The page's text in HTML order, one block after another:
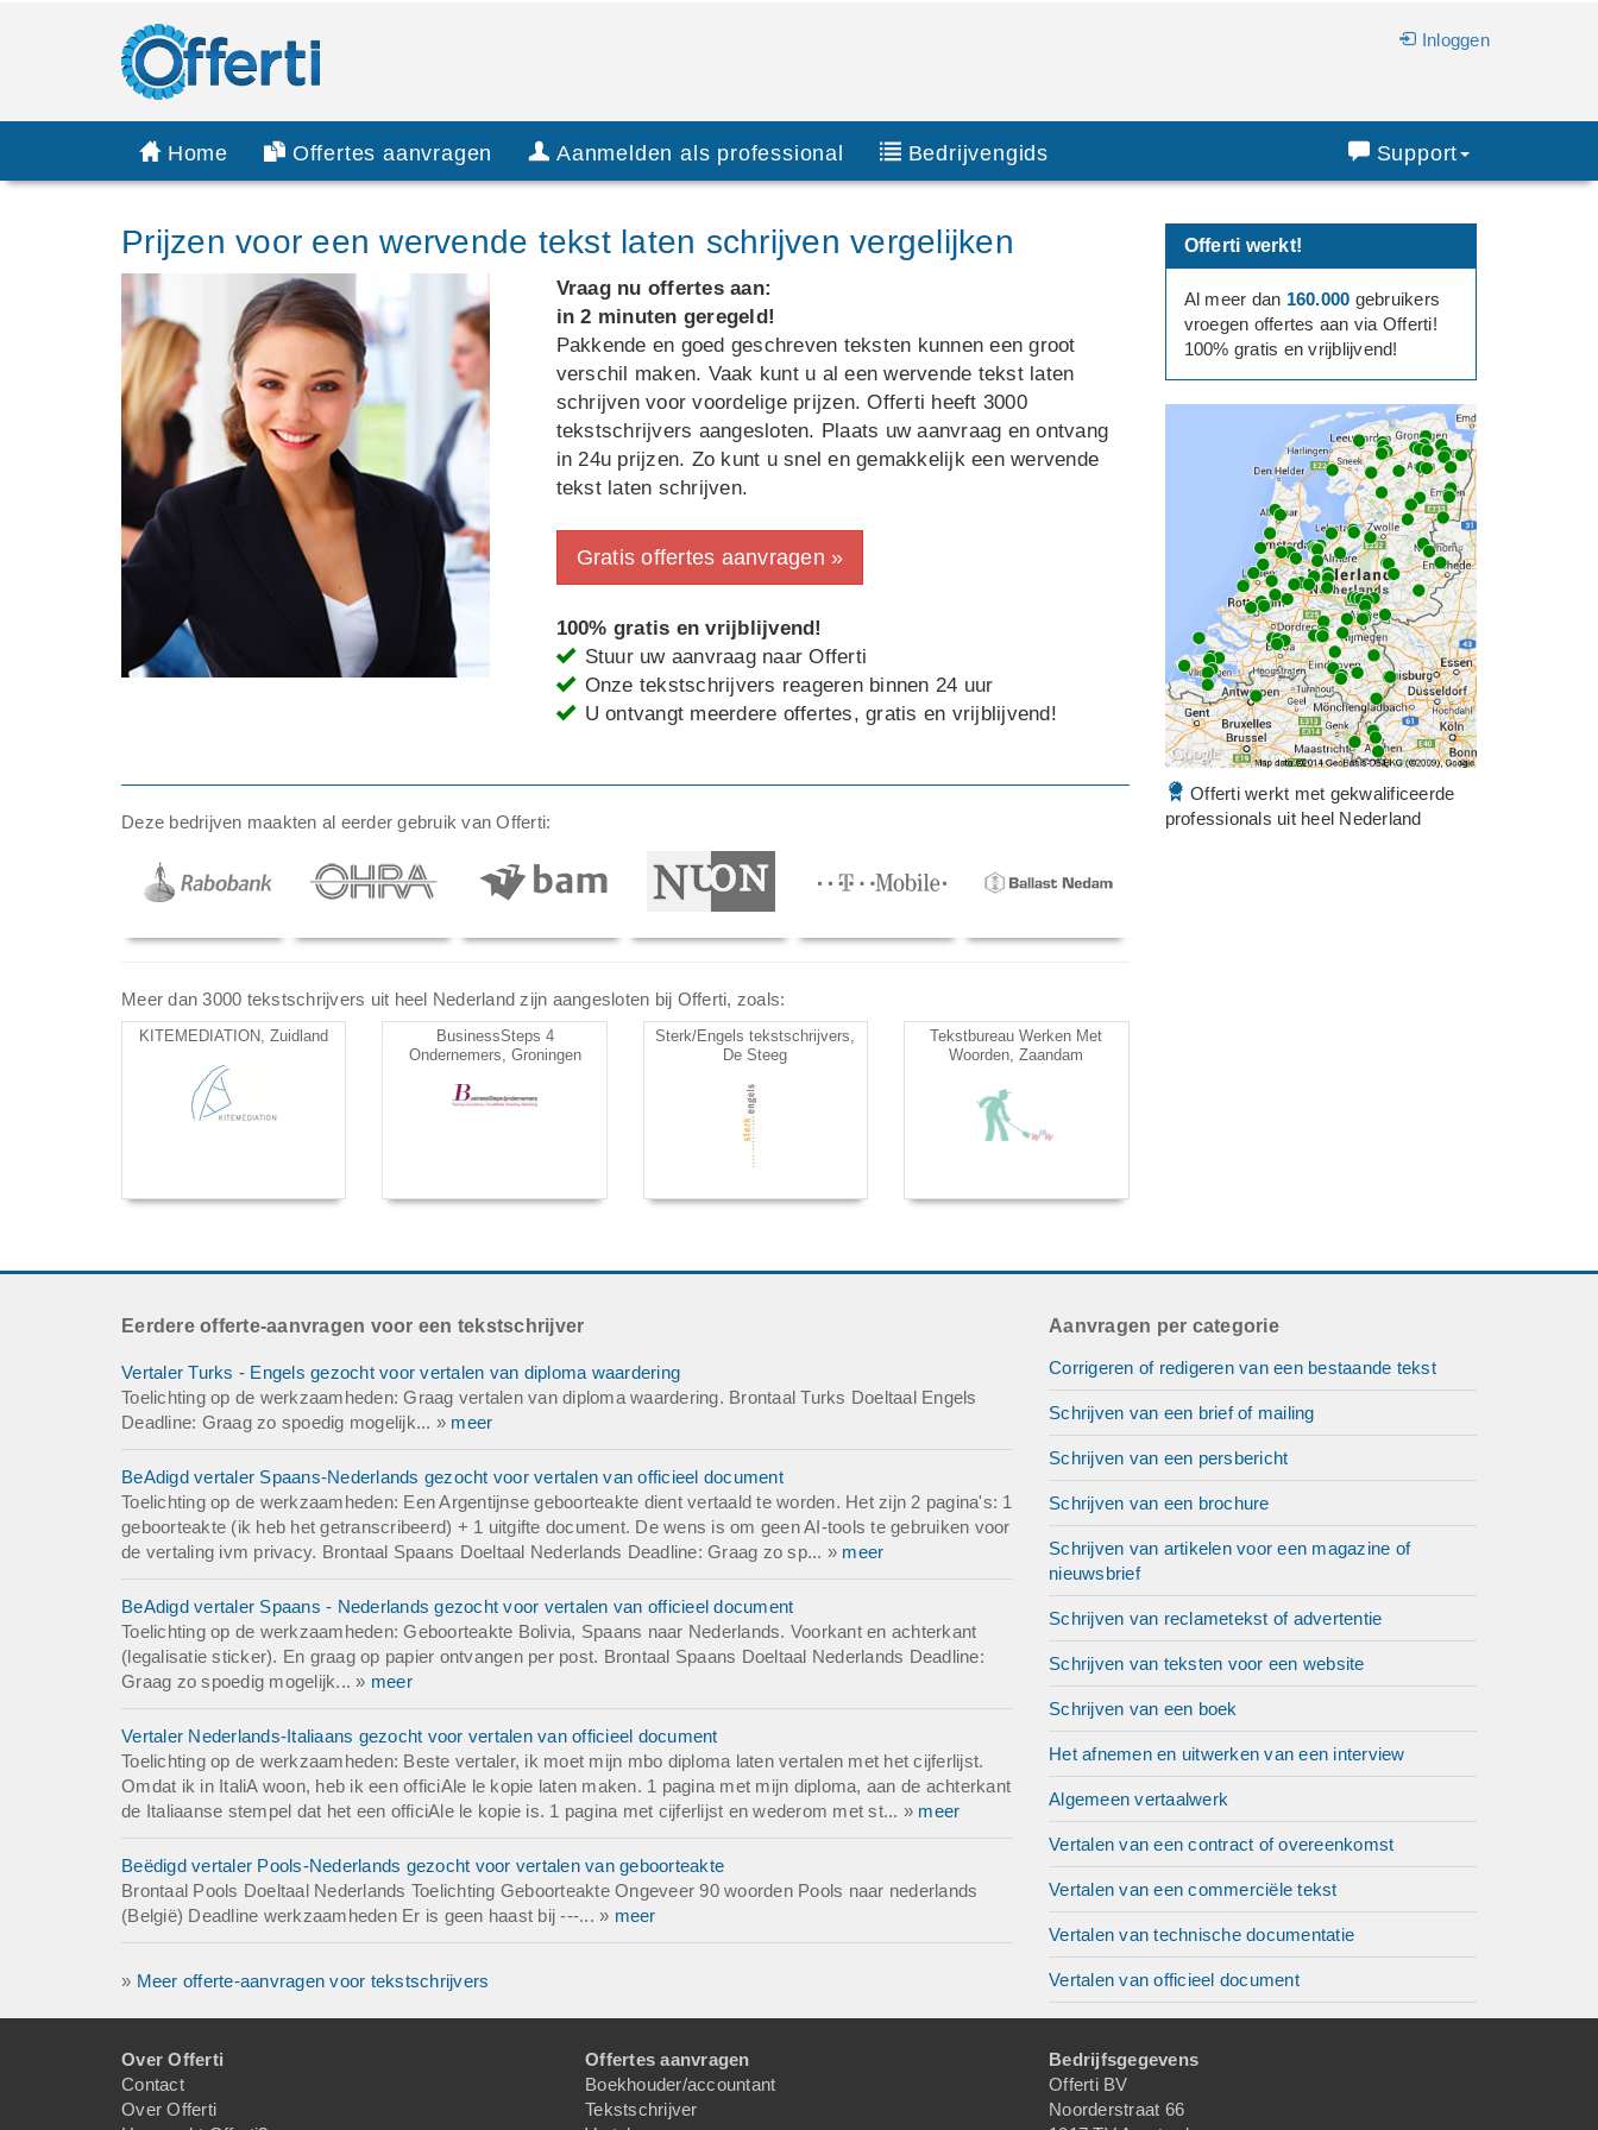
Inloggen
Home Offertes aanvragen Aanmelden als professional Bedrijvengids Support
Prijzen voor een wervende tekst laten schrijven vergelijken
Vraag nu offertes aan:
in 2 minuten geregeld!
Pakkende en goed geschreven teksten kunnen een groot
verschil maken. Vaak kunt u al een wervende tekst laten
schrijven voor voordelige prijzen. Offerti heeft 3000
tekstschrijvers aangesloten. Plaats uw aanvraag en ontvang
in 24u prijzen. Zo kunt u snel en gemakkelijk een wervende
tekst laten schrijven.
Gratis offertes aanvragen »
100% gratis en vrijblijvend!
Stuur uw aanvraag naar Offerti
Onze tekstschrijvers reageren binnen 24 uur
U ontvangt meerdere offertes, gratis en vrijblijvend!
Deze bedrijven maakten al eerder gebruik van Offerti:
Meer dan 3000 tekstschrijvers uit heel Nederland zijn aangesloten bij Offerti, zoals:
KITEMEDIATION, Zuidland
BusinessSteps 4
Ondernemers, Groningen
Sterk/Engels tekstschrijvers,
De Steeg
Tekstbureau Werken Met
Woorden, Zaandam
Offerti werkt!
Al meer dan 160.000 gebruikers
vroegen offertes aan via Offerti!
100% gratis en vrijblijvend!
Offerti werkt met gekwalificeerde
professionals uit heel Nederland
Eerdere offerte-aanvragen voor een tekstschrijver
Vertaler Turks - Engels gezocht voor vertalen van diploma waardering
Toelichting op de werkzaamheden: Graag vertalen van diploma waardering. Brontaal Turks Doeltaal Engels
Deadline: Graag zo spoedig mogelijk... » meer
BeAdigd vertaler Spaans-Nederlands gezocht voor vertalen van officieel document
Toelichting op de werkzaamheden: Een Argentijnse geboorteakte dient vertaald te worden. Het zijn 2 pagina's: 1
geboorteakte (ik heb het getranscribeerd) + 1 uitgifte document. De wens is om geen AI-tools te gebruiken voor
de vertaling ivm privacy. Brontaal Spaans Doeltaal Nederlands Deadline: Graag zo sp... » meer
BeAdigd vertaler Spaans - Nederlands gezocht voor vertalen van officieel document
Toelichting op de werkzaamheden: Geboorteakte Bolivia, Spaans naar Nederlands. Voorkant en achterkant
(legalisatie sticker). En graag op papier ontvangen per post. Brontaal Spaans Doeltaal Nederlands Deadline:
Graag zo spoedig mogelijk... » meer
Vertaler Nederlands-Italiaans gezocht voor vertalen van officieel document
Toelichting op de werkzaamheden: Beste vertaler, ik moet mijn mbo diploma laten vertalen met het cijferlijst.
Omdat ik in ItaliA woon, heb ik een officiAle le kopie laten maken. 1 pagina met mijn diploma, aan de achterkant
de Italiaanse stempel dat het een officiAle le kopie is. 1 pagina met cijferlijst en wederom met st... » meer
Beëdigd vertaler Pools-Nederlands gezocht voor vertalen van geboorteakte
Brontaal Pools Doeltaal Nederlands Toelichting Geboorteakte Ongeveer 90 woorden Pools naar nederlands
(België) Deadline werkzaamheden Er is geen haast bij ---... » meer
» Meer offerte-aanvragen voor tekstschrijvers
Aanvragen per categorie
Corrigeren of redigeren van een bestaande tekst
Schrijven van een brief of mailing
Schrijven van een persbericht
Schrijven van een brochure
Schrijven van artikelen voor een magazine of
nieuwsbrief
Schrijven van reclametekst of advertentie
Schrijven van teksten voor een website
Schrijven van een boek
Het afnemen en uitwerken van een interview
Algemeen vertaalwerk
Vertalen van een contract of overeenkomst
Vertalen van een commerciële tekst
Vertalen van technische documentatie
Vertalen van officieel document
Over Offerti
Contact
Over Offerti
Offertes aanvragen
Boekhouder/accountant
Tekstschrijver
Bedrijfsgegevens
Offerti BV
Noorderstraat 66